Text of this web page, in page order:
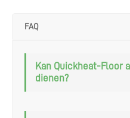
FAQ
Kan Quickheat-Floor
dienen?